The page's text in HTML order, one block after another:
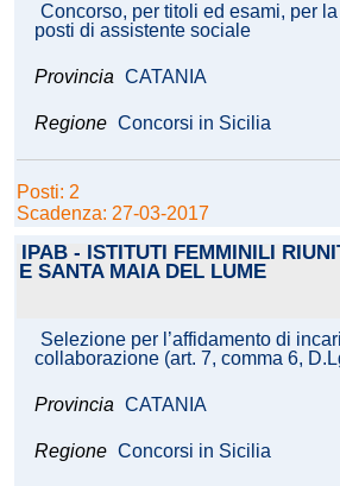
Concorso, per titoli ed esami, per
posti di assistente sociale
Provincia CATANIA
Regione Concorsi in Sicilia
Posti: 2
Scadenza: 27-03-2017
IPAB - ISTITUTI FEMMINILI
E SANTA MAIA DEL LUME
Selezione per l’affidamento di
collaborazione (art. 7, comma 6,
Provincia CATANIA
Regione Concorsi in Sicilia